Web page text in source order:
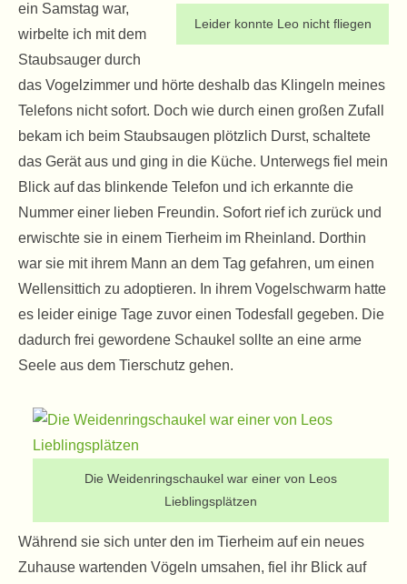
Leider konnte Leo nicht fliegen
ein Samstag war,
wirbelte ich mit dem
Staubsauger durch
das Vogelzimmer und hörte deshalb das Klingeln meines
Telefons nicht sofort. Doch wie durch einen großen Zufall
bekam ich beim Staubsaugen plötzlich Durst, schaltete
das Gerät aus und ging in die Küche. Unterwegs fiel mein
Blick auf das blinkende Telefon und ich erkannte die
Nummer einer lieben Freundin. Sofort rief ich zurück und
erwischte sie in einem Tierheim im Rheinland. Dorthin
war sie mit ihrem Mann an dem Tag gefahren, um einen
Wellensittich zu adoptieren. In ihrem Vogelschwarm hatte
es leider einige Tage zuvor einen Todesfall gegeben. Die
dadurch frei gewordene Schaukel sollte an eine arme
Seele aus dem Tierschutz gehen.
Die Weidenringschaukel war einer von Leos
Lieblingsplätzen
Während sie sich unter den im Tierheim auf ein neues
Zuhause wartenden Vögeln umsahen, fiel ihr Blick auf